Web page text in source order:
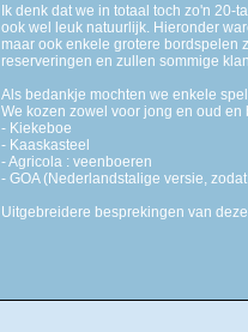
Ik denk dat we in totaal toch zo'n 20-
ook wel leuk natuurlijk. Hieronder
maar ook enkele grotere bordspelen
reserveringen en zullen sommige
Als bedankje mochten we enkele
We kozen zowel voor jong en oud
- Kiekeboe
- Kaaskasteel
- Agricola : veenboeren
- GOA (Nederlandstalige versie,
Uitgebreidere besprekingen van